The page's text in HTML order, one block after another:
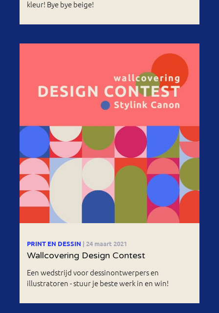
kleur! Bye bye beige!
PRINT EN DESSIN | 24 maart 2021
Wallcovering Design Contest
Een wedstrijd voor dessinontwerpers en
illustratoren - stuur je beste werk in en win!